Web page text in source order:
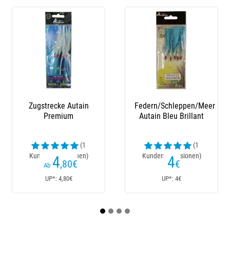
Federn/Schleppen/Meer
Autain Bleu Brillant
(1
Kundenrezensionen)
4€
UP*: 4€
Blei Flashmer Arlesey
(9
Kundenrezensionen)
3